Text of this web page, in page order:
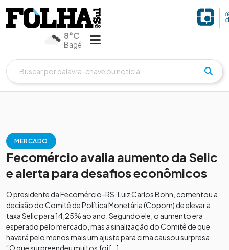
8°C
Bagé
MERCADO
Fecomércio avalia aumento da Selic
e alerta para desafios econômicos
O presidente da Fecomércio-RS, Luiz Carlos Bohn, comentou a
decisão do Comitê de Política Monetária (Copom) de elevar a
taxa Selic para 14,25% ao ano. Segundo ele, o aumento era
esperado pelo mercado, mas a sinalização do Comitê de que
haverá pelo menos mais um ajuste para cima causou surpresa.
“O que surpreendeu muitos foi […]